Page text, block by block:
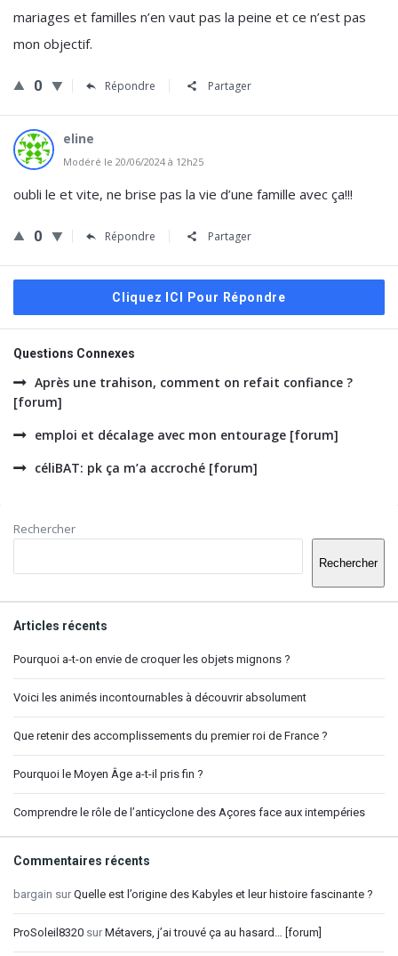
mariages et familles n’en vaut pas la peine et ce n’est pas
mon objectif.
0 Répondre Partager
eline
Modéré le 20/06/2024 à 12h25
oubli le et vite, ne brise pas la vie d’une famille avec ça!!!
0 Répondre Partager
Cliquez ICI Pour Répondre
Questions Connexes
Après une trahison, comment on refait confiance ?
[forum]
emploi et décalage avec mon entourage [forum]
céliBAT: pk ça m’a accroché [forum]
latérale
Rechercher
Rechercher
Articles récents
Pourquoi a-t-on envie de croquer les objets mignons ?
Voici les animés incontournables à découvrir absolument
Que retenir des accomplissements du premier roi de France ?
Pourquoi le Moyen Âge a-t-il pris fin ?
Comprendre le rôle de l’anticyclone des Açores face aux intempéries
Commentaires récents
bargain sur Quelle est l’origine des Kabyles et leur histoire fascinante ?
ProSoleil8320 sur Métavers, j’ai trouvé ça au hasard… [forum]